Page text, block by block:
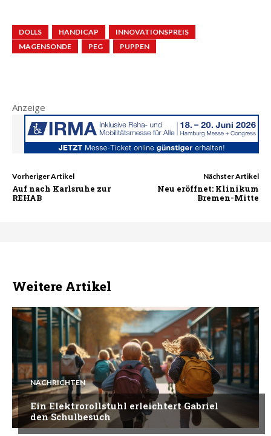
DOLLS HANDICAP
INNOVATIONSPREIS
MAGENSONDE
PEG PUPPEN
Anzeige
Vorheriger Artikel
Auf nach Karlsruhe zur
REHAB
Nächster Artikel
Neu eröffnet: Klinikum
Bremen-Mitte
Weitere Artikel
NACHRICHTEN
Ein Elektrorollstuhl erleichtert Gabriel
den Schulbesuch